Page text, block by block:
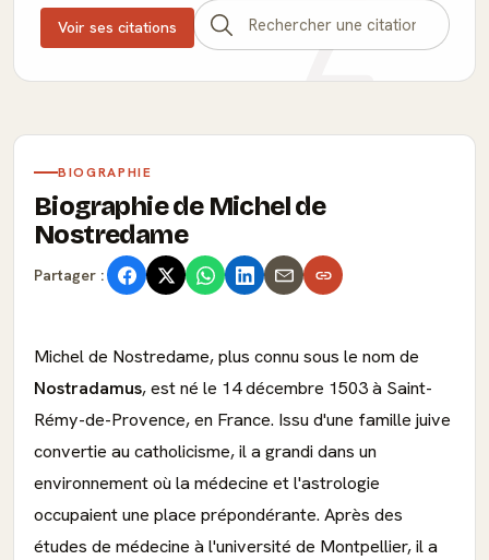
Voir ses citations
BIOGRAPHIE
Biographie de Michel de
Nostredame
Partager :
Michel de Nostredame, plus connu sous le nom de
Nostradamus, est né le 14 décembre 1503 à Saint-
Rémy-de-Provence, en France. Issu d'une famille juive
convertie au catholicisme, il a grandi dans un
environnement où la médecine et l'astrologie
occupaient une place prépondérante. Après des
études de médecine à l'université de Montpellier, il a